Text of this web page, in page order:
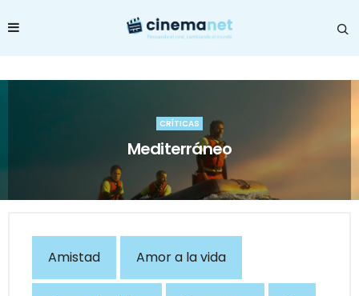
CRÍTICAS
Mediterráneo
Amistad Amor a la vida